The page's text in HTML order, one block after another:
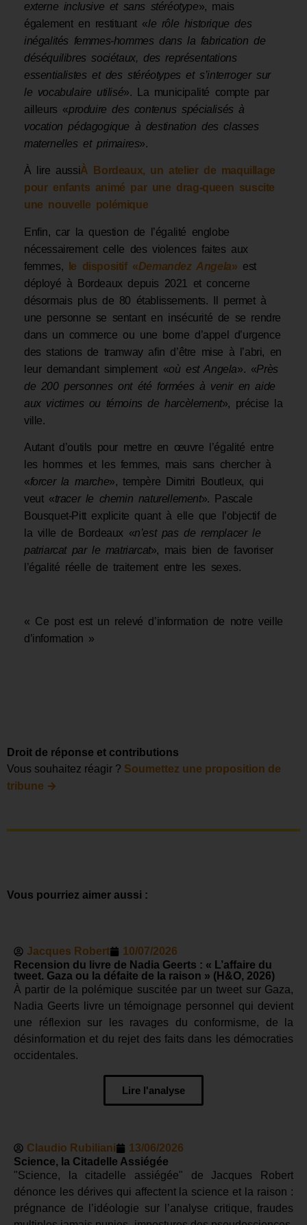
externe inclusive et sans stéréotype», mais
également en restituant «le rôle historique des
inégalités femmes-hommes dans la fabrication de
déséquilibres sociétaux, des représentations
essentialistes et des stéréotypes et s’interroger sur
le vocabulaire utilisé». La municipalité compte par
ailleurs «produire des contenus spécialisés à
vocation pédagogique à destination des classes
maternelles et primaires».
À lire aussiÀ Bordeaux, un atelier de maquillage
pour enfants animé par une drag-queen suscite
une nouvelle polémique
Enfin, car la question de l’égalité englobe
nécessairement celle des violences faites aux
femmes,
le dispositif «Demandez Angela» est
déployé à Bordeaux depuis 2021 et concerne
désormais plus de 80 établissements. Il permet à
une personne se sentant en insécurité de se rendre
dans un commerce ou une borne d’appel d’urgence
des stations de tramway afin d’être mise à l’abri, en
leur demandant simplement «où est Angela». «Près
de 200 personnes ont été formées à venir en aide
aux victimes ou témoins de harcèlement», précise la
ville.
Autant d’outils pour mettre en œuvre l’égalité entre
les hommes et les femmes, mais sans chercher à
«forcer la marche», tempère Dimitri Boutleux, qui
veut «tracer le chemin naturellement». Pascale
Bousquet-Pitt explicite quant à elle que l’objectif de
la ville de Bordeaux «n’est pas de remplacer le
patriarcat par le matriarcat», mais bien de favoriser
l’égalité réelle de traitement entre les sexes.
« Ce post est un relevé d’information de notre veille
d’information »
Droit de réponse et contributions
Vous souhaitez réagir ? Soumettez une proposition de
tribune →
Vous pourriez aimer aussi :
Jacques Robert
10/07/2026
Recension du livre de Nadia Geerts : « L’affaire du
tweet. Gaza ou la défaite de la raison » (H&O, 2026)
À partir de la polémique suscitée par un tweet sur Gaza,
Nadia Geerts livre un témoignage personnel qui devient
une réflexion sur les ravages du conformisme, de la
désinformation et du rejet des faits dans les démocraties
occidentales.
Lire l'analyse
Claudio Rubiliani
13/06/2026
Science, la Citadelle Assiégée
"Science, la citadelle assiégée" de Jacques Robert
dénonce les dérives qui affectent la science et la raison :
prégnance de l’idéologie sur l’analyse critique, fraudes